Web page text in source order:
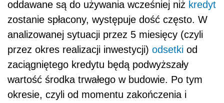
oddawane są do używania wcześniej niż kredyt
zostanie spłacony, występuje dość często. W
analizowanej sytuacji przez 5 miesięcy (czyli
przez okres realizacji inwestycji) odsetki od
zaciągniętego kredytu będą podwyższały
wartość środka trwałego w budowie. Po tym
okresie, czyli od momentu zakończenia i